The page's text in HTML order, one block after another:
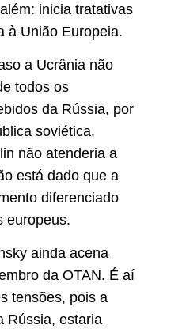
inicia tratativas
à União Europeia.
a Ucrânia não
todos os
da Rússia, por
soviética.
não atenderia a
está dado que a
diferenciado
europeus.
ainda acena
da OTAN. É aí
tensões, pois a
Rússia, estaria